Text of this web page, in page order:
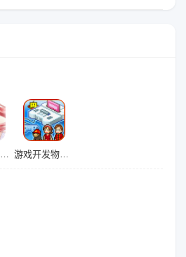
暖暖的换装物语 游戏开发物语中文版